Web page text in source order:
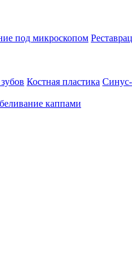
под микроскопом
Костная пластика
каппами